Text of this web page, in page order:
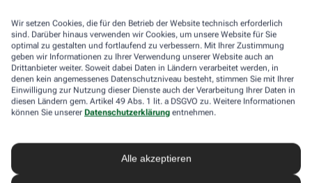
Wir setzen Cookies, die für den Betrieb der Website technisch erforderlich
sind. Darüber hinaus verwenden wir Cookies, um unsere Website für Sie
optimal zu gestalten und fortlaufend zu verbessern. Mit Ihrer Zustimmung
geben wir Informationen zu Ihrer Verwendung unserer Website auch an
Drittanbieter weiter. Soweit dabei Daten in Ländern verarbeitet werden, in
denen kein angemessenes Datenschutzniveau besteht, stimmen Sie mit Ihrer
Einwilligung zur Nutzung dieser Dienste auch der Verarbeitung Ihrer Daten in
diesen Ländern gem. Artikel 49 Abs. 1 lit. a DSGVO zu. Weitere Informationen
können Sie unserer Datenschutzerklärung entnehmen.
Alle akzeptieren
Hypercholesterinämie (FH) haben jedoch schon von Geburt an
erhöhte Blutfettwerte. Bei der erblich bedingten
Stoffwechselerkrankung sammelt sich durch einen Gendefekt
sehr viel LDL-Cholesterin im Blut an (über 190 bis 500 mg/dl) und
lagert sich an den Wänden der Arterien und Venen ab. Betroffene
entwickeln oft schon im jungen Erwachsenenalter eine
Arteriosklerose.
bis zur Menopause durch Hormone besser geschützt, bei ihnen
sind es rund 30 Prozent bis zum Alter von 60 Jahren. Die familiäre